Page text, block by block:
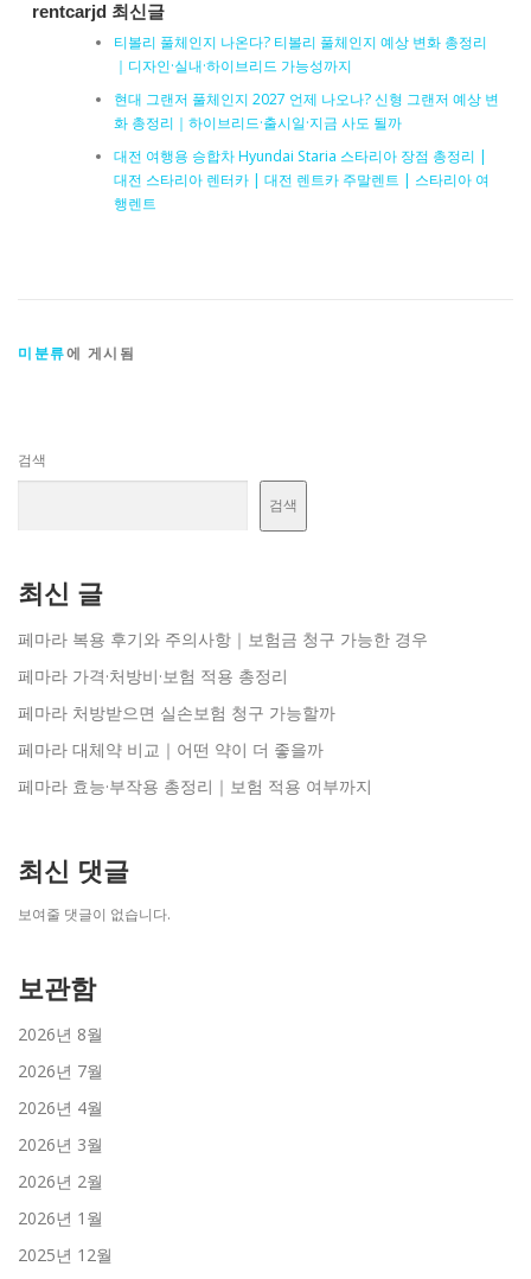
rentcarjd 최신글
티볼리 풀체인지 나온다? 티볼리 풀체인지 예상 변화 총정리
｜디자인·실내·하이브리드 가능성까지
현대 그랜저 풀체인지 2027 언제 나오나? 신형 그랜저 예상 변
화 총정리｜하이브리드·출시일·지금 사도 될까
대전 여행용 승합차 Hyundai Staria 스타리아 장점 총정리 |
대전 스타리아 렌터카 | 대전 렌트카 주말렌트 | 스타리아 여
행렌트
미분류에 게시됨
검색
검색
최신 글
페마라 복용 후기와 주의사항｜보험금 청구 가능한 경우
페마라 가격·처방비·보험 적용 총정리
페마라 처방받으면 실손보험 청구 가능할까
페마라 대체약 비교｜어떤 약이 더 좋을까
페마라 효능·부작용 총정리｜보험 적용 여부까지
최신 댓글
보여줄 댓글이 없습니다.
보관함
2026년 8월
2026년 7월
2026년 4월
2026년 3월
2026년 2월
2026년 1월
2025년 12월